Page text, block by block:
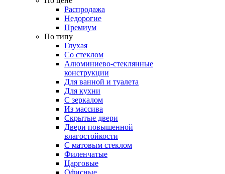
Распродажа
Недорогие
Премиум
По типу
Глухая
Со стеклом
Алюминиево-стеклянные
конструкции
Для ванной и туалета
Для кухни
С зеркалом
Из массива
Скрытые двери
Двери повышенной
влагостойкости
С матовым стеклом
Филенчатые
Царговые
Офисные